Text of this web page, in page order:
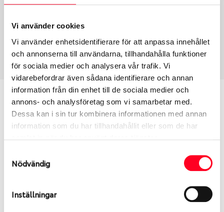
Vi använder cookies
Vi använder enhetsidentifierare för att anpassa innehållet
och annonserna till användarna, tillhandahålla funktioner
för sociala medier och analysera vår trafik. Vi
vidarebefordrar även sådana identifierare och annan
information från din enhet till de sociala medier och
annons- och analysföretag som vi samarbetar med.
Dessa kan i sin tur kombinera informationen med annan
information som du har tillhandahållit eller som de har
Nödvändig
Inställningar
Fälg PV/C LM 18
45
Centre Diameter
108
Art nummer
6476
Passar denna fälg min bil?
Ange registreringsnummer för att se om den fälg
Ibland kan fälgen ha bytts ut under årens lopp och
inte vara samma dimension som bilen hade ut från